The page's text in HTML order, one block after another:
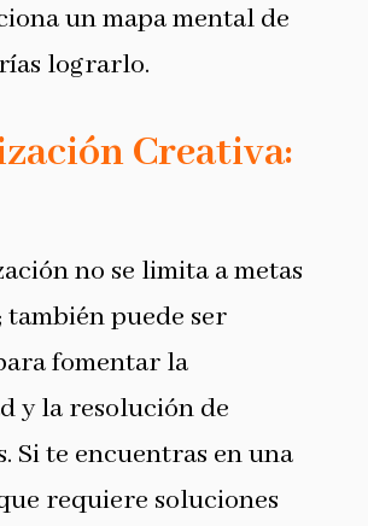
un mapa mental de
lograrlo.
Creativa:
no se limita a metas
también puede ser
fomentar la
y la resolución de
Si te encuentras en una
requiere soluciones